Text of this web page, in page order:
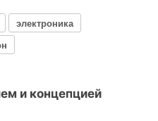
электроника
и концепцией